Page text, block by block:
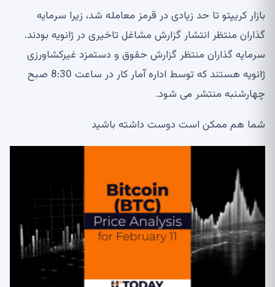
بازار کریپتو تا حد زیادی در قرمز معامله شد، زیرا سرمایه
گذاران منتظر انتشار گزارش مشاغل تاخیری در ژانویه بودند.
سرمایه گذاران منتظر گزارش حقوق و دستمزد غیرکشاورزی
ژانویه هستند که توسط اداره آمار کار در ساعت 8:30 صبح
چهارشنبه منتشر می شود.
شما هم ممکن است دوست داشته باشید